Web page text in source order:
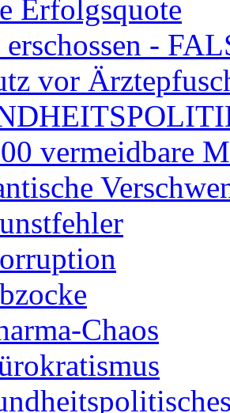
Erfolgsquote
-
vor
vermeidbare
Chaos